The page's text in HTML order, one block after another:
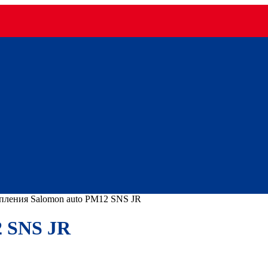
Salomon auto РМ12 SNS JR
JR